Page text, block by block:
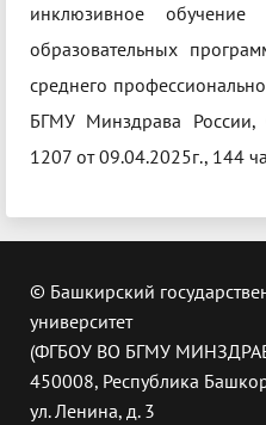
инклюзивное
образовательных
среднего
БГМУ Минздрава
1207 от 09.04.2025г., 144
© Башкирский
университет
(ФГБОУ ВО БГМУ
450008, Республика
ул. Ленина, д. 3